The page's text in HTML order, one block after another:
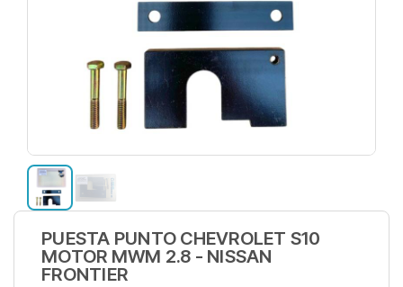
PUESTA PUNTO CHEVROLET S10
MOTOR MWM 2.8 - NISSAN
FRONTIER